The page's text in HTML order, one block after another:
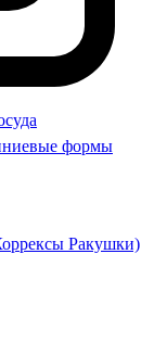
формы
Ракушки)